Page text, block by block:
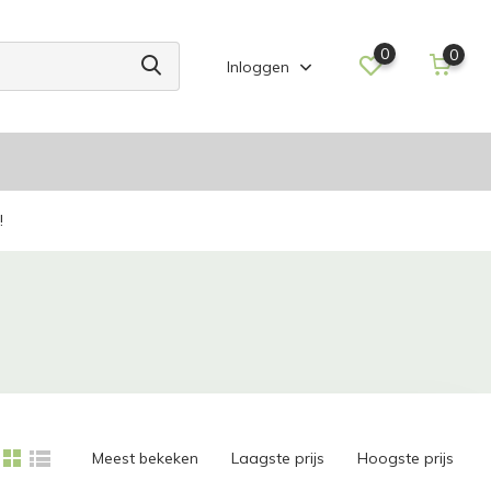
Inloggen
0 0
Meest bekeken Laagste prijs Hoogste prijs